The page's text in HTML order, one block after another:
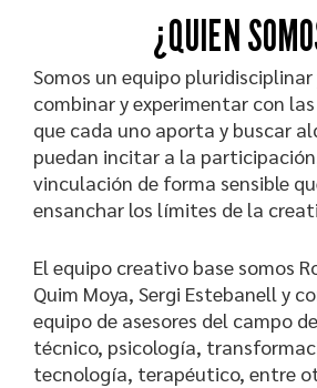
¿QUIEN
Somos un equipo
combinar y experimentar con
que cada uno aporta y buscar
puedan incitar a la
vinculación de forma sensible
ensanchar los límites de la
El equipo creativo base somos
Quim Moya, Sergi Estebanell y
equipo de asesores del campo
técnico, psicología,
tecnología, terapéutico, entre